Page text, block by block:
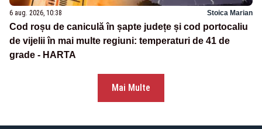
6 aug. 2026, 10:38 Stoica Marian
Cod roșu de caniculă în șapte județe și cod portocaliu
de vijelii în mai multe regiuni: temperaturi de 41 de
grade - HARTA
Mai Multe